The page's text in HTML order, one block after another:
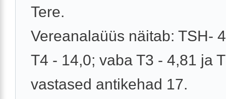
Tere.
Vereanalaüüs näitab: TSH-
T4 - 14,0; vaba T3 - 4,81 ja
vastased antikehad 17.